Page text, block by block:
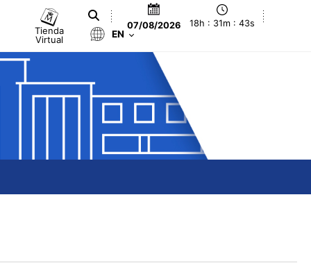
Tienda
Virtual
07/08/2026 18h : 31m : 43s
EN